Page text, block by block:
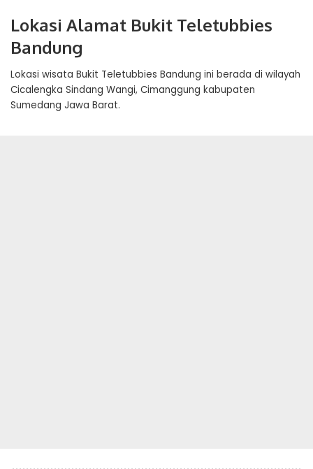
Lokasi Alamat Bukit Teletubbies
Bandung
Lokasi wisata Bukit Teletubbies Bandung ini berada di wilayah
Cicalengka Sindang Wangi, Cimanggung kabupaten
Sumedang Jawa Barat.